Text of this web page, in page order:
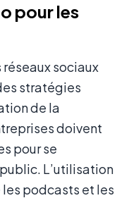
pour les
réseaux sociaux
stratégies
de la
doivent
pour se
L’utilisation
podcasts et les